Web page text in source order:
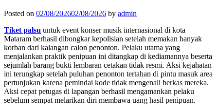
Posted on 02/08/202602/08/2026 by admin
Tiket palsu untuk event konser musik internasional di kota
Mataram berhasil dibongkar kepolisian setelah memakan banyak
korban dari kalangan calon penonton. Pelaku utama yang
menjalankan praktik penipuan ini ditangkap di kediamannya beserta
sejumlah barang bukti lembaran cetakan tidak resmi. Aksi kejahatan
ini terungkap setelah puluhan penonton tertahan di pintu masuk area
pertunjukan karena pemindai kode tidak mengenali berkas mereka.
Aksi cepat petugas di lapangan berhasil mengamankan pelaku
sebelum sempat melarikan diri membawa uang hasil penipuan.